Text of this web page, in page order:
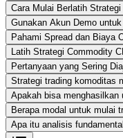
Cara Mulai Berlatih
Gunakan Akun Demo
Pahami Spread dan Biaya
Latih Strategi Commodity
Pertanyaan yang Sering
Strategi trading komoditas
Apakah bisa menghasilkan
Berapa modal untuk mulai
Apa itu analisis